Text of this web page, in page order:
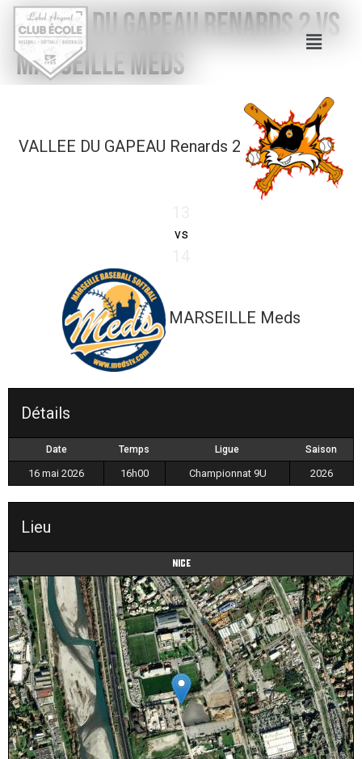
VALLEE DU GAPEAU Renards 2 vs
MARSEILLE Meds
VALLEE DU GAPEAU Renards 2
vs
MARSEILLE Meds
Détails
Date Temps Ligue Saison
16 mai 2026 16h00 Championnat 9U 2026
Lieu
Nice